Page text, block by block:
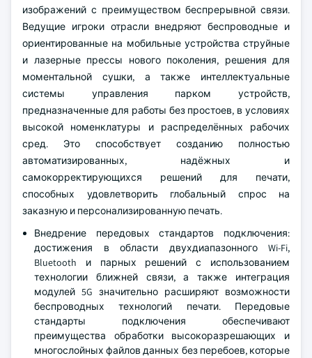
изображений с преимуществом беспрерывной связи.
Ведущие игроки отрасли внедряют беспроводные и
ориентированные на мобильные устройства струйные
и лазерные прессы нового поколения, решения для
моментальной сушки, а также интеллектуальные
системы управления парком устройств,
предназначенные для работы без простоев, в условиях
высокой номенклатуры и распределённых рабочих
сред. Это способствует созданию полностью
автоматизированных, надёжных и
самокорректирующихся решений для печати,
способных удовлетворить глобальный спрос на
заказную и персонализированную печать.
Внедрение передовых стандартов подключения:
достижения в области двухдиапазонного Wi-Fi,
Bluetooth и парных решений с использованием
технологии ближней связи, а также интеграция
модулей 5G значительно расширяют возможности
беспроводных технологий печати. Передовые
стандарты подключения обеспечивают
преимущества обработки высокоразрешающих и
многослойных файлов данных без перебоев, которые